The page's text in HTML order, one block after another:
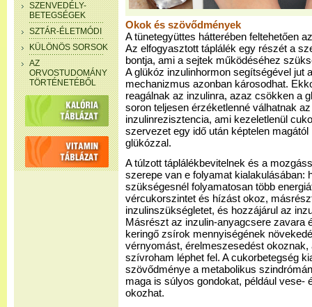
SZENVEDÉLY-
BETEGSÉGEK
SZTÁR-ÉLETMÓDI
KÜLÖNÖS SORSOK
AZ
ORVOSTUDOMÁNY
TÖRTÉNETÉBŐL
Okok és szövődmények
A tünetegyüttes hátterében feltehetően
Az elfogyasztott táplálék egy részét a
bontja, ami a sejtek működéséhez
A glükóz inzulinhormon segítségével jut
mechanizmus azonban károsodhat.
reagálnak az inzulinra, azaz csökken a
soron teljesen érzéketlenné válhatnak
inzulinrezisztencia, ami kezeletlenül
szervezet egy idő után képtelen
glükózzal.
A túlzott táplálékbevitelnek és a
szerepe van e folyamat kialakulásában:
szükségesnél folyamatosan több
vércukorszintet és hízást okoz,
inzulinszükségletet, és hozzájárul az
Másrészt az inzulin-anyagcsere zavara
keringő zsírok mennyiségének
vérnyomást, érelmeszesedést
szívroham léphet fel. A cukorbetegség
szövődménye a metabolikus
maga is súlyos gondokat, például vese-
okozhat.